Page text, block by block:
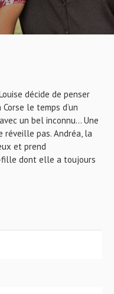
décide de penser
le temps d’un
un bel inconnu... Une
réveille pas. Andréa, la
et prend
fille dont elle a toujours